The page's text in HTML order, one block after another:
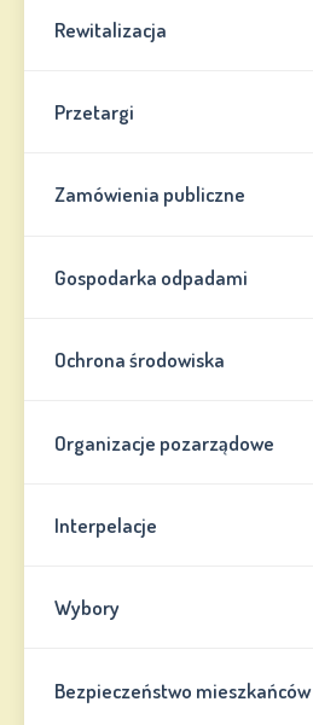
Rewitalizacja
Przetargi
Zamówienia publiczne
Gospodarka odpadami
Ochrona środowiska
Organizacje pozarządowe
Interpelacje
Wybory
Bezpieczeństwo mieszkańców